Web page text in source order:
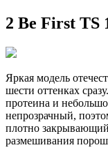
2 Be First TS
Яркая модель
шести оттенках
протеина и
непрозрачный,
плотно
размешивания